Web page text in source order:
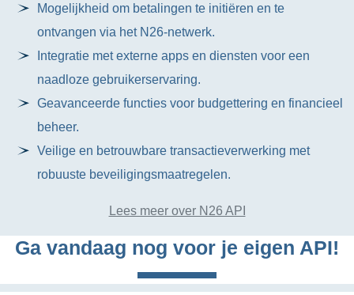
Mogelijkheid om betalingen te initiëren en te
ontvangen via het N26-netwerk.
Integratie met externe apps en diensten voor een
naadloze gebruikerservaring.
Geavanceerde functies voor budgettering en financieel
beheer.
Veilige en betrouwbare transactieverwerking met
robuuste beveiligingsmaatregelen.
Lees meer over N26 API
Ga vandaag nog voor je eigen API!